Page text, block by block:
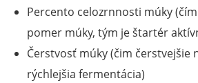
Percento celozrnnosti múky
pomer múky, tým je štartér
Čerstvosť múky (čim čerstvejšie
rýchlejšia fermentácia)